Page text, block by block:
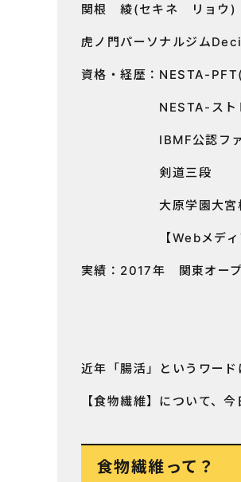
関根 綾(セキネ リョウ)
虎ノ門パーソナルジム
資格・経歴：NESTA-
NESTA-ストレスリ
IBMF公認ファスティ
剣道三段
大原学園大宮校スポ
【Webメディア
実績：2017年 関東オー
近年「腸活」というワー
【食物繊維】について、
食物繊維って？